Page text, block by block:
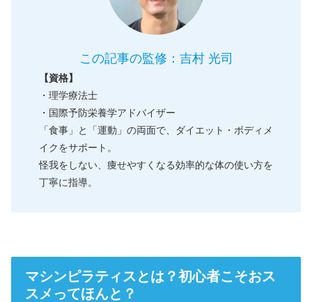
この記事の監修：吉村 光司
【資格】
・理学療法士
・国際予防栄養学アドバイザー
「食事」と「運動」の両面で、ダイエット・ボディメ
イクをサポート。
怪我をしない、痩せやすくなる効率的な体の使い方を
丁寧に指導。
マシンピラティスとは？初心者こそおス
スメってほんと？